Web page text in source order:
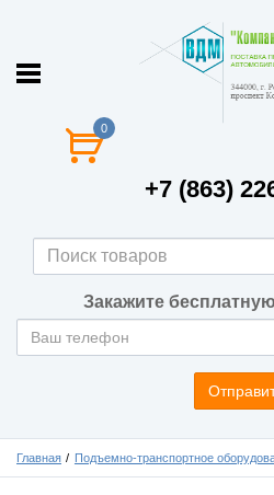
0
+7 (863)
Закажите
Главная Подъемно-транспортное